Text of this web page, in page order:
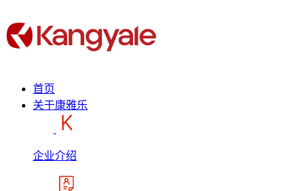
首页
关于康雅乐
企业介绍